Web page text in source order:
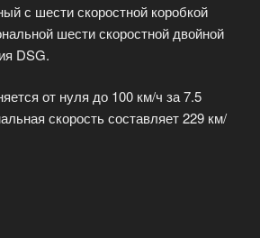
с шести скоростной коробкой
шести скоростной двойной
DSG.
от нуля до 100 км/ч за 7.5
скорость составляет 229 км/